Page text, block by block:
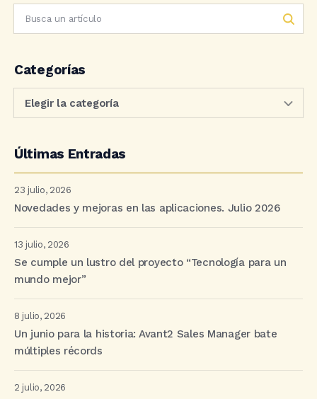
Categorías
Últimas Entradas
23 julio, 2026
Novedades y mejoras en las aplicaciones. Julio 2026
13 julio, 2026
Se cumple un lustro del proyecto “Tecnología para un
mundo mejor”
8 julio, 2026
Un junio para la historia: Avant2 Sales Manager bate
múltiples récords
2 julio, 2026